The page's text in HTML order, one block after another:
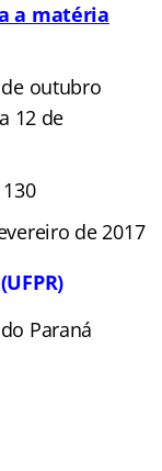
a matéria
outubro
12 de
de 2017
Paraná